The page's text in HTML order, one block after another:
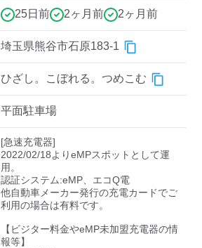
25日前 2ヶ月前 2ヶ月前
埼玉県熊谷市石原183-1
ひざし。こぼれる。つめこむ
平面駐車場
[急速充電器]
2022/02/18よりeMPスポットとして運
用。
認証システム:eMP、エコQ電
他自動車メーカー発行の充電カードでご
利用の場合は有料です。
【ビジター料金やeMP未加盟充電器の情
報等】